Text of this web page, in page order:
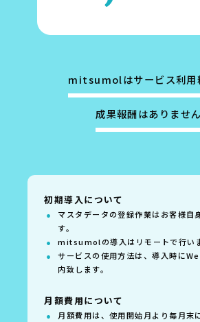
mitsumolはサービス利用
成果報酬はありません
初期導入について
マスタデータの登録作業はお客様自
す。
mitsumolの導入はリモートで行いま
サービスの使用方法は、導入時に
内致します。
月額費用について
月額費用は、使用開始月より毎月末